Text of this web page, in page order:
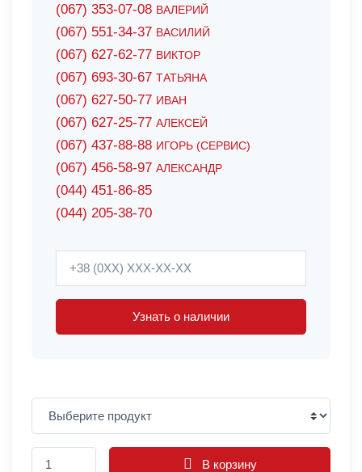
(067) 353-07-08 ВАЛЕРИЙ
(067) 551-34-37 ВАСИЛИЙ
(067) 627-62-77 ВИКТОР
(067) 693-30-67 ТАТЬЯНА
(067) 627-50-77 ИВАН
(067) 627-25-77 АЛЕКСЕЙ
(067) 437-88-88 ИГОРЬ (СЕРВИС)
(067) 456-58-97 АЛЕКСАНДР
(044) 451-86-85
(044) 205-38-70
Узнать о наличии
В корзину